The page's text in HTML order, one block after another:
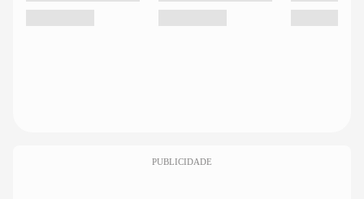
PUBLICIDADE